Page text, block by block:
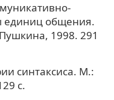
единиц общения.
1998. 291
синтаксиса. М.:
с.